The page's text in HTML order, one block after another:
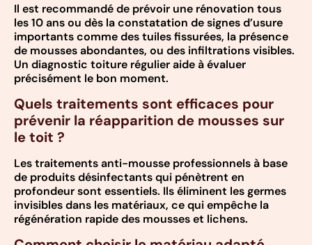
Il est recommandé de prévoir une rénovation tous
les 10 ans ou dès la constatation de signes d’usure
importants comme des tuiles fissurées, la présence
de mousses abondantes, ou des infiltrations visibles.
Un diagnostic toiture régulier aide à évaluer
précisément le bon moment.
Quels traitements sont efficaces pour
prévenir la réapparition de mousses sur
le toit ?
Les traitements anti-mousse professionnels à base
de produits désinfectants qui pénètrent en
profondeur sont essentiels. Ils éliminent les germes
invisibles dans les matériaux, ce qui empêche la
régénération rapide des mousses et lichens.